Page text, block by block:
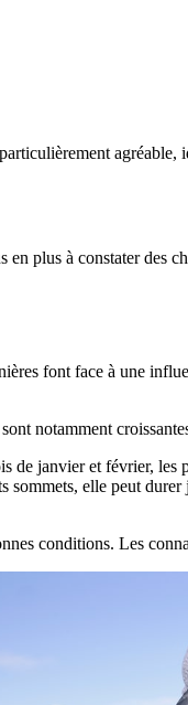
agréable,
plus à constater des
font face à une
notamment
de janvier et février,
elle peut
conditions. Les